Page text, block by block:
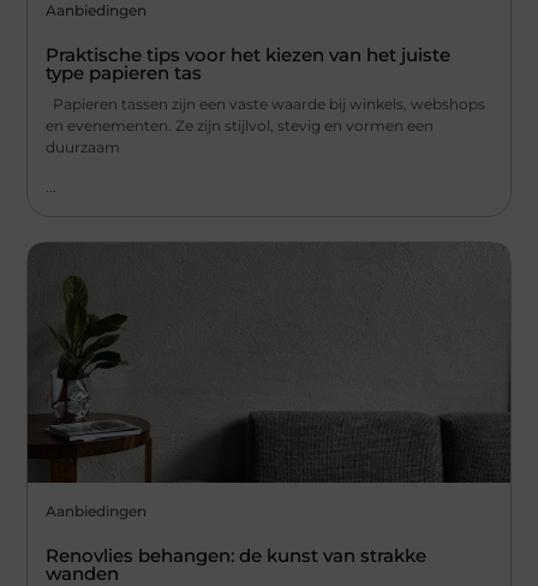
Aanbiedingen
Praktische tips voor het kiezen van het juiste
type papieren tas
Papieren tassen zijn een vaste waarde bij winkels, webshops
en evenementen. Ze zijn stijlvol, stevig en vormen een
duurzaam
Aanbiedingen
Renovlies behangen: de kunst van strakke
wanden